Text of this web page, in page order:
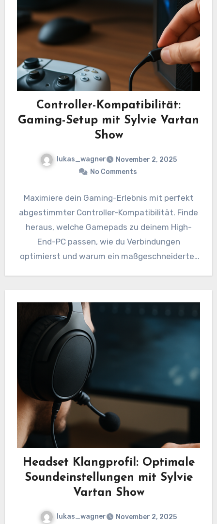
Controller-Kompatibilität:
Gaming-Setup mit Sylvie Vartan
Show
lukas_wagner
November 2, 2025
No Comments
Maximiere dein Gaming-Erlebnis mit perfekt
abgestimmter Controller-Kompatibilität. Finde
heraus, welche Gamepads zu deinem High-
End-PC passen, wie du Verbindungen
optimierst und warum ein maßgeschneiderter
Headset Klangprofil: Optimale
Soundeinstellungen mit Sylvie
Vartan Show
lukas_wagner
November 2, 2025